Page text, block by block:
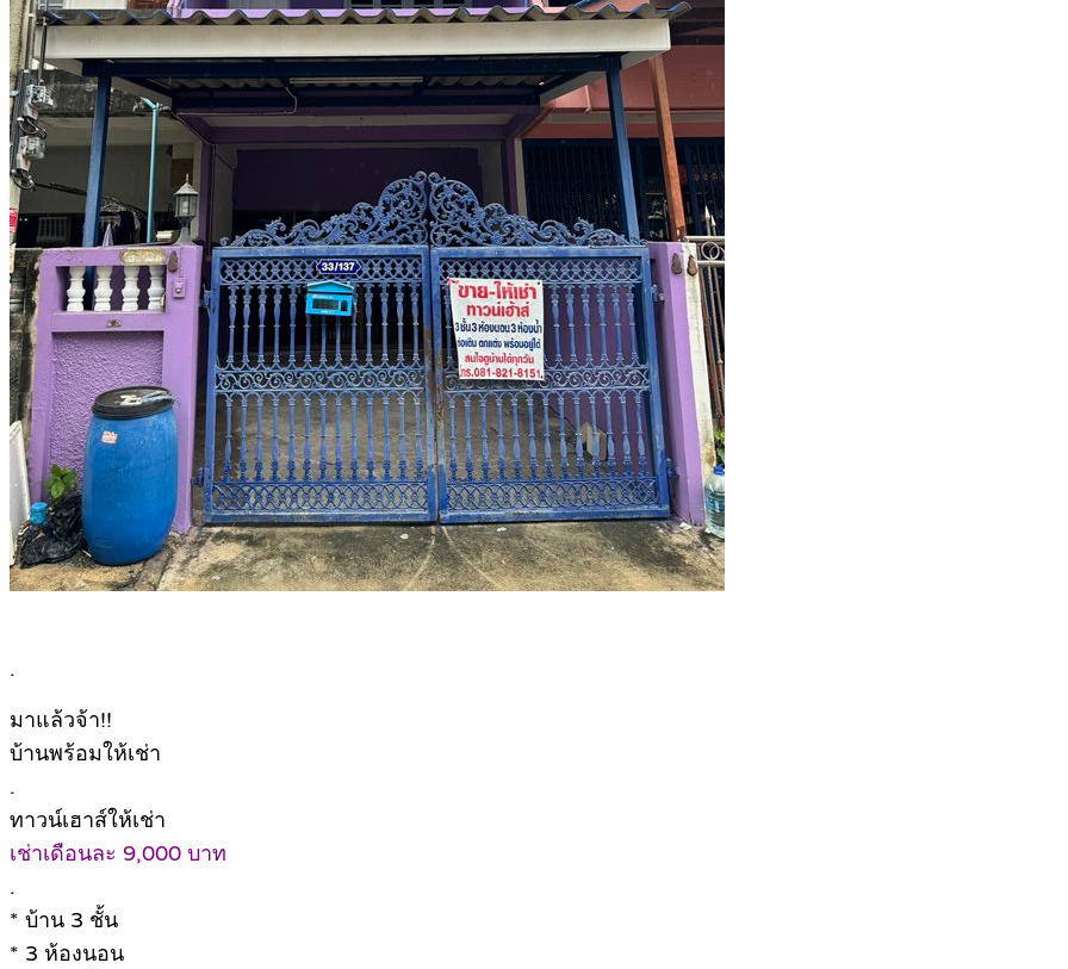
.
มาแล้วจ้า!!
บ้านพร้อมให้เช่า
.
ทาวน์เฮาส์ให้เช่า
เช่าเดือนละ 9,000 บาท
.
* บ้าน 3 ชั้น
* 3 ห้องนอน